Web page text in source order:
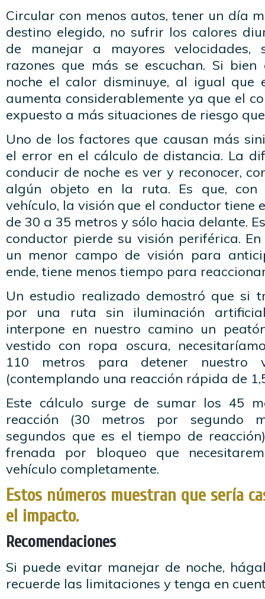
Circular con menos autos, tener un día
destino elegido, no sufrir los calores
de manejar a mayores velocidades,
razones que más se escuchan. Si
noche el calor disminuye, al igual que
aumenta considerablemente ya que el
expuesto a más situaciones de riesgo
Uno de los factores que causan más
el error en el cálculo de distancia. La
conducir de noche es ver y reconocer,
algún objeto en la ruta. Es que,
vehículo, la visión que el conductor tiene
de 30 a 35 metros y sólo hacia delante.
conductor pierde su visión periférica.
un menor campo de visión para
ende, tiene menos tiempo para
Un estudio realizado demostró que si
por una ruta sin iluminación
interpone en nuestro camino un
vestido con ropa oscura,
110 metros para detener nuestro
(contemplando una reacción rápida de
Este cálculo surge de sumar los 45
reacción (30 metros por segundo
segundos que es el tiempo de
frenada por bloqueo que
vehículo completamente.
Estos números muestran que sería
el impacto.
Recomendaciones
Si puede evitar manejar de noche,
recuerde las limitaciones y tenga en